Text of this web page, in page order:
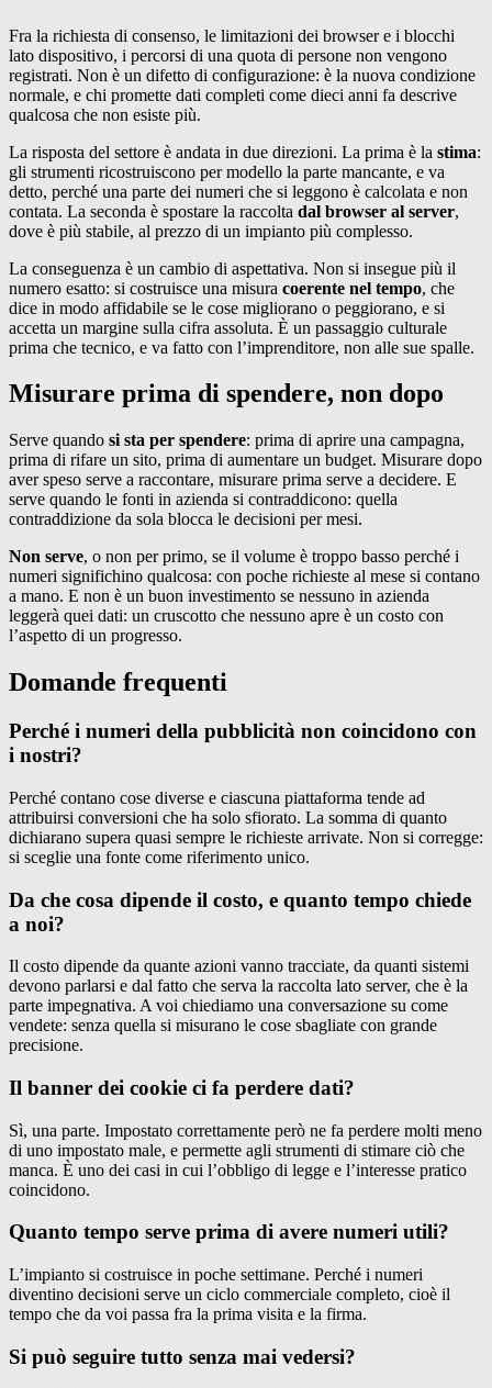
Fra la richiesta di consenso, le limitazioni dei browser e i blocchi
lato dispositivo, i percorsi di una quota di persone non vengono
registrati. Non è un difetto di configurazione: è la nuova condizione
normale, e chi promette dati completi come dieci anni fa descrive
qualcosa che non esiste più.
La risposta del settore è andata in due direzioni. La prima è la stima:
gli strumenti ricostruiscono per modello la parte mancante, e va
detto, perché una parte dei numeri che si leggono è calcolata e non
contata. La seconda è spostare la raccolta dal browser al server,
dove è più stabile, al prezzo di un impianto più complesso.
La conseguenza è un cambio di aspettativa. Non si insegue più il
numero esatto: si costruisce una misura coerente nel tempo, che
dice in modo affidabile se le cose migliorano o peggiorano, e si
accetta un margine sulla cifra assoluta. È un passaggio culturale
prima che tecnico, e va fatto con l’imprenditore, non alle sue spalle.
Misurare prima di spendere, non dopo
Serve quando si sta per spendere: prima di aprire una campagna,
prima di rifare un sito, prima di aumentare un budget. Misurare dopo
aver speso serve a raccontare, misurare prima serve a decidere. E
serve quando le fonti in azienda si contraddicono: quella
contraddizione da sola blocca le decisioni per mesi.
Non serve, o non per primo, se il volume è troppo basso perché i
numeri significhino qualcosa: con poche richieste al mese si contano
a mano. E non è un buon investimento se nessuno in azienda
leggerà quei dati: un cruscotto che nessuno apre è un costo con
l’aspetto di un progresso.
Domande frequenti
Perché i numeri della pubblicità non coincidono con
i nostri?
Perché contano cose diverse e ciascuna piattaforma tende ad
attribuirsi conversioni che ha solo sfiorato. La somma di quanto
dichiarano supera quasi sempre le richieste arrivate. Non si corregge:
si sceglie una fonte come riferimento unico.
Da che cosa dipende il costo, e quanto tempo chiede
a noi?
Il costo dipende da quante azioni vanno tracciate, da quanti sistemi
devono parlarsi e dal fatto che serva la raccolta lato server, che è la
parte impegnativa. A voi chiediamo una conversazione su come
vendete: senza quella si misurano le cose sbagliate con grande
precisione.
Il banner dei cookie ci fa perdere dati?
Sì, una parte. Impostato correttamente però ne fa perdere molti meno
di uno impostato male, e permette agli strumenti di stimare ciò che
manca. È uno dei casi in cui l’obbligo di legge e l’interesse pratico
coincidono.
Quanto tempo serve prima di avere numeri utili?
L’impianto si costruisce in poche settimane. Perché i numeri
diventino decisioni serve un ciclo commerciale completo, cioè il
tempo che da voi passa fra la prima visita e la firma.
Si può seguire tutto senza mai vedersi?